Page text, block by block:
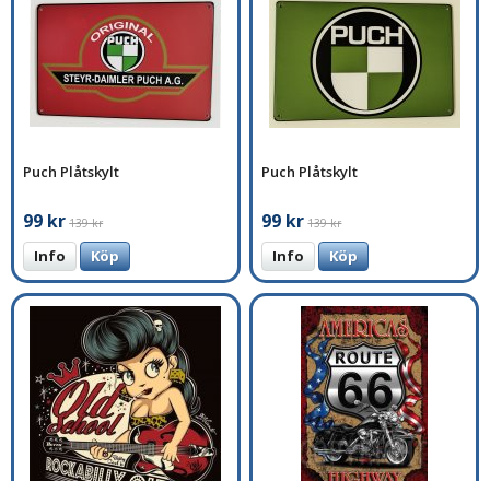
Puch Plåtskylt
99 kr 139 kr
Info Köp
Puch Plåtskylt
99 kr 139 kr
Info Köp